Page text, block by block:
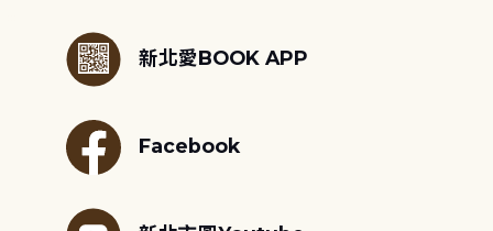
新北愛BOOK APP
Facebook